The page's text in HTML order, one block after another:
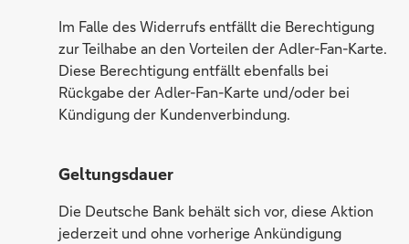
Im Falle des Widerrufs entfällt die Berechtigung
zur Teilhabe an den Vorteilen der Adler-Fan-Karte.
Diese Berechtigung entfällt ebenfalls bei
Rückgabe der Adler-Fan-Karte und/oder bei
Kündigung der Kundenverbindung.
Geltungsdauer
Die Deutsche Bank behält sich vor, diese Aktion
jederzeit und ohne vorherige Ankündigung